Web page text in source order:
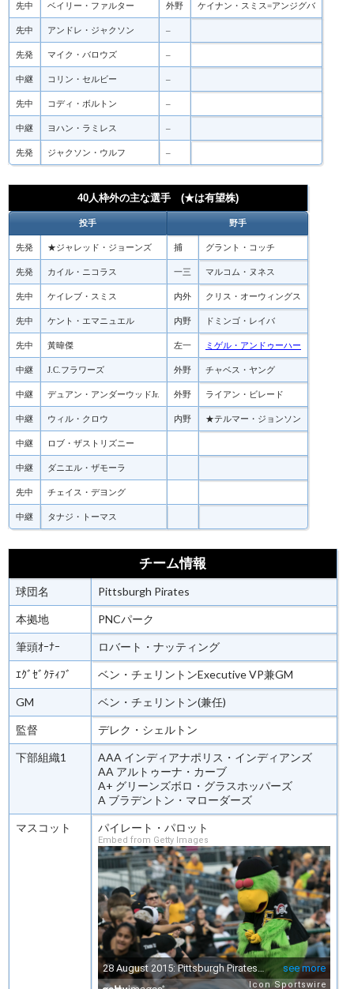
先中 ベイリー・ファルター 外野 ケイナン・スミス=アンジグバ
先中 アンドレ・ジャクソン –
先発 マイク・バロウズ –
中継 コリン・セルビー –
先中 コディ・ボルトン –
中継 ヨハン・ラミレス –
先発 ジャクソン・ウルフ –
40人枠外の主な選手 (★は有望株)
投手 野手
先発 ★ジャレッド・ジョーンズ 捕 グラント・コッチ
先発 カイル・ニコラス 一三 マルコム・ヌネス
先中 ケイレブ・スミス 内外 クリス・オーウィングス
先中 ケント・エマニュエル 内野 ドミンゴ・レイバ
先中 黃暐傑 左一 ミゲル・アンドゥーハー
中継 J.C.フラワーズ 外野 チャベス・ヤング
中継 デュアン・アンダーウッドJr. 外野 ライアン・ビレード
中継 ウィル・クロウ 内野 ★テルマー・ジョンソン
中継 ロブ・ザストリズニー
中継 ダニエル・ザモーラ
先中 チェイス・デヨング
中継 タナジ・トーマス
チーム情報
球団名 Pittsburgh Pirates
本拠地 PNCパーク
筆頭ｵｰﾅｰ ロバート・ナッティング
ｴｸﾞｾﾞｸﾃｨﾌﾞ ベン・チェリントンExecutive VP兼GM
GM ベン・チェリントン(兼任)
監督 デレク・シェルトン
下部組織1
AAA インディアナポリス・インディアンズ
AA アルトゥーナ・カーブ
A+ グリーンズボロ・グラスホッパーズ
A ブラデントン・マローダーズ
マスコット パイレート・パロット
Embed from Getty Images